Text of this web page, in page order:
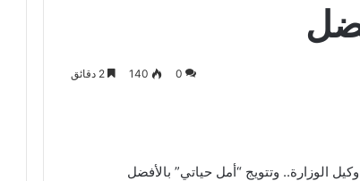
0
140
الوزارة.. وتتويج “أمل حياتي” بالأفضل